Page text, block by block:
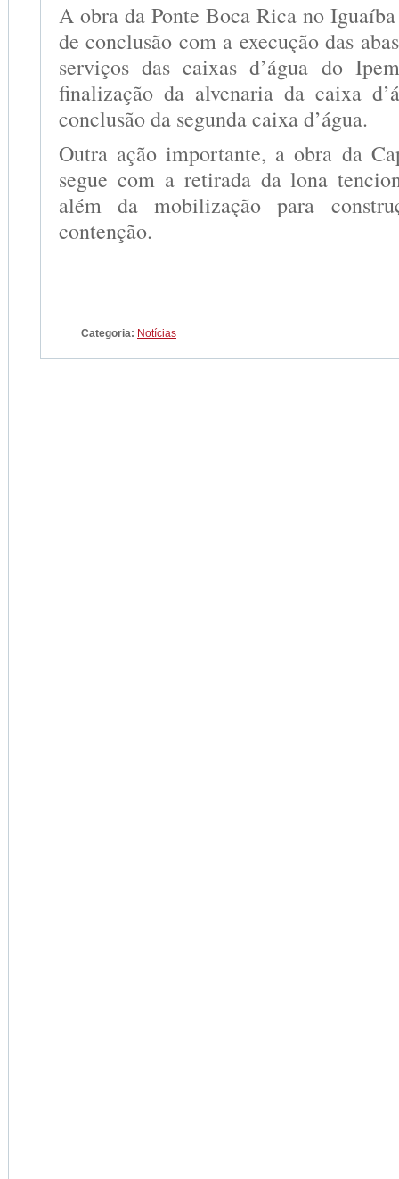
A obra da Ponte Boca Rica no Iguaíba
de conclusão com a execução das
serviços das caixas d’água do
finalização da alvenaria da caixa
conclusão da segunda caixa d’água.
Outra ação importante, a obra da
segue com a retirada da lona
além da mobilização para
contenção.
Categoria: Notícias